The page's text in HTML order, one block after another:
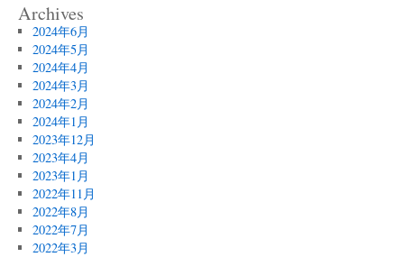
Archives
2024年6月
2024年5月
2024年4月
2024年3月
2024年2月
2024年1月
2023年12月
2023年4月
2023年1月
2022年11月
2022年8月
2022年7月
2022年3月